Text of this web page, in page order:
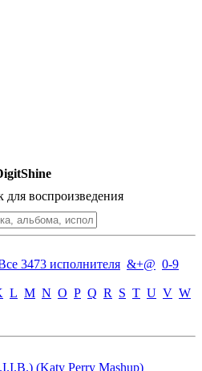
для воспроизведения
3473 исполнителя &+@ 0-9
L M N O P Q R S T U V W
(Katy Perry Mashup)